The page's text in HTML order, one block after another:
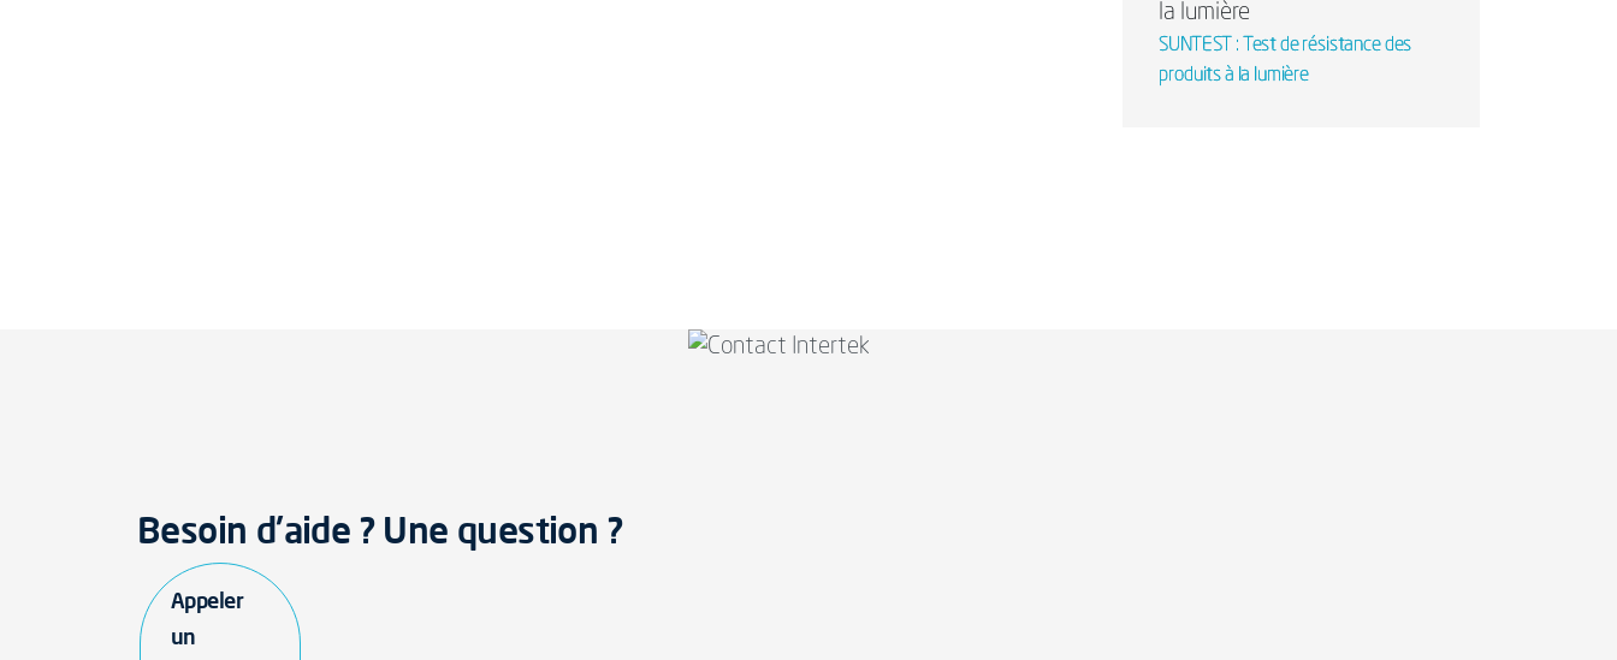
la lumière
SUNTEST : Test de résistance des
produits à la lumière
Besoin d'aide ? Une question ?
Appeler
un